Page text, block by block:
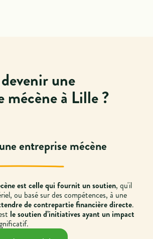
une
mécène à Lille ?
entreprise mécène
est celle qui fournit un soutien, qu'il
ou basé sur des compétences, à une
de contrepartie financière directe.
le soutien d’initiatives ayant un impact